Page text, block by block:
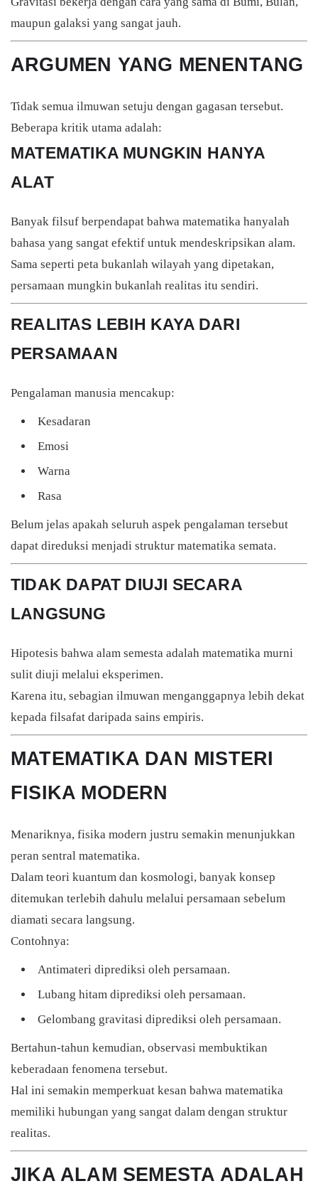
maupun galaksi yang sangat jauh.
ARGUMEN YANG MENENTANG
Tidak semua ilmuwan setuju dengan gagasan tersebut.
Beberapa kritik utama adalah:
MATEMATIKA MUNGKIN HANYA
ALAT
Banyak filsuf berpendapat bahwa matematika hanyalah
bahasa yang sangat efektif untuk mendeskripsikan alam.
Sama seperti peta bukanlah wilayah yang dipetakan,
persamaan mungkin bukanlah realitas itu sendiri.
REALITAS LEBIH KAYA DARI
PERSAMAAN
Pengalaman manusia mencakup:
Kesadaran
Emosi
Warna
Rasa
Belum jelas apakah seluruh aspek pengalaman tersebut
dapat direduksi menjadi struktur matematika semata.
TIDAK DAPAT DIUJI SECARA
LANGSUNG
Hipotesis bahwa alam semesta adalah matematika murni
sulit diuji melalui eksperimen.
Karena itu, sebagian ilmuwan menganggapnya lebih dekat
kepada filsafat daripada sains empiris.
MATEMATIKA DAN MISTERI
FISIKA MODERN
Menariknya, fisika modern justru semakin menunjukkan
peran sentral matematika.
Dalam teori kuantum dan kosmologi, banyak konsep
ditemukan terlebih dahulu melalui persamaan sebelum
diamati secara langsung.
Contohnya:
Antimateri diprediksi oleh persamaan.
Lubang hitam diprediksi oleh persamaan.
Gelombang gravitasi diprediksi oleh persamaan.
Bertahun-tahun kemudian, observasi membuktikan
keberadaan fenomena tersebut.
Hal ini semakin memperkuat kesan bahwa matematika
memiliki hubungan yang sangat dalam dengan struktur
realitas.
JIKA ALAM SEMESTA ADALAH